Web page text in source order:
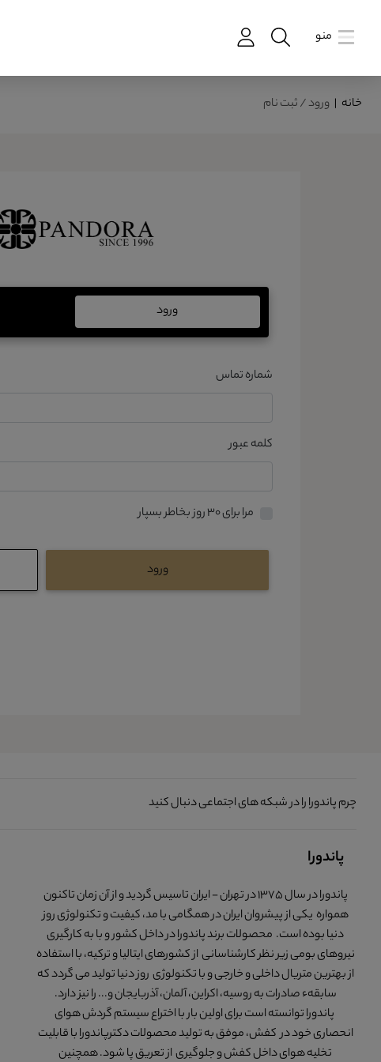
منو
خانه | ورود / ثبت نام
ورود
شماره تماس
کلمه عبور
مرا برای ۳۰ روز بخاطر بسپار
ورود
چرم پاندورا را در شبکه های اجتماعی دنبال کنید
پاندورا
پاندورا در سال 1375 در تهران - ایران تاسیس گردید و از آن زمان تاکنون
همواره یکی از پیشروان ایران در همگامی با مد، کیفیت و تکنولوژی روز
دنیا بوده است. محصولات برند پاندورا در داخل کشور و با به کارگیری
نیروهای بومی زیر نظر کارشناسانی از کشورهای ایتالیا و ترکیه، با استفاده
از بهترین متریال داخلی و خارجی و با تکنولوژی روز دنیا تولید می گردد که
سابقهء صادرات به روسیه، اکراین، آلمان، آذربایجان و... را نیز دارد.
پاندورا توانسته است برای اولین بار با اختراع سیستم گردش هوای
انحصاری خود در کفش، موفق به تولید محصولات دکترپاندورا با قابلیت
تخلیه هوای داخل کفش و جلوگیری از تعریق پا شود. همچنین